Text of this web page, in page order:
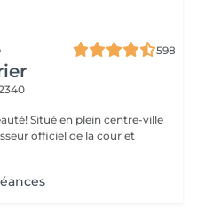
598
ville
officiel de la cour et